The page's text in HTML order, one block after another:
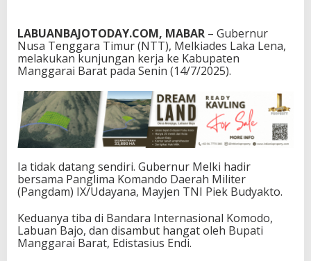
N
T
T
d
B
a
n
d
a
a
K
o
o
d
o
LABUANBAJOTODAY.COM, MABAR – Gubernur
Nusa Tenggara Timur (NTT), Melkiades Laka Lena,
melakukan kunjungan kerja ke Kabupaten
Manggarai Barat pada Senin (14/7/2025).
Ia tidak datang sendiri. Gubernur Melki hadir
bersama Panglima Komando Daerah Militer
(Pangdam) IX/Udayana, Mayjen TNI Piek Budyakto.
Keduanya tiba di Bandara Internasional Komodo,
Labuan Bajo, dan disambut hangat oleh Bupati
Manggarai Barat, Edistasius Endi.